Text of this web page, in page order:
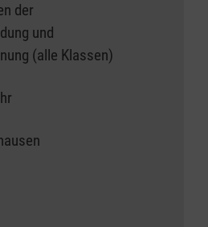
der
und
(alle Klassen)